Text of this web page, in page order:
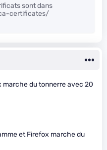
sont dans
certificates/
marche du tonnerre avec 20
et Firefox marche du